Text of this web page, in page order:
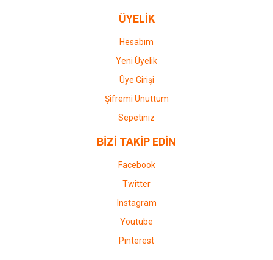
ÜYELİK
Hesabım
Yeni Üyelik
Üye Girişi
Şifremi Unuttum
Sepetiniz
BİZİ TAKİP EDİN
Facebook
Twitter
Instagram
Youtube
Pinterest